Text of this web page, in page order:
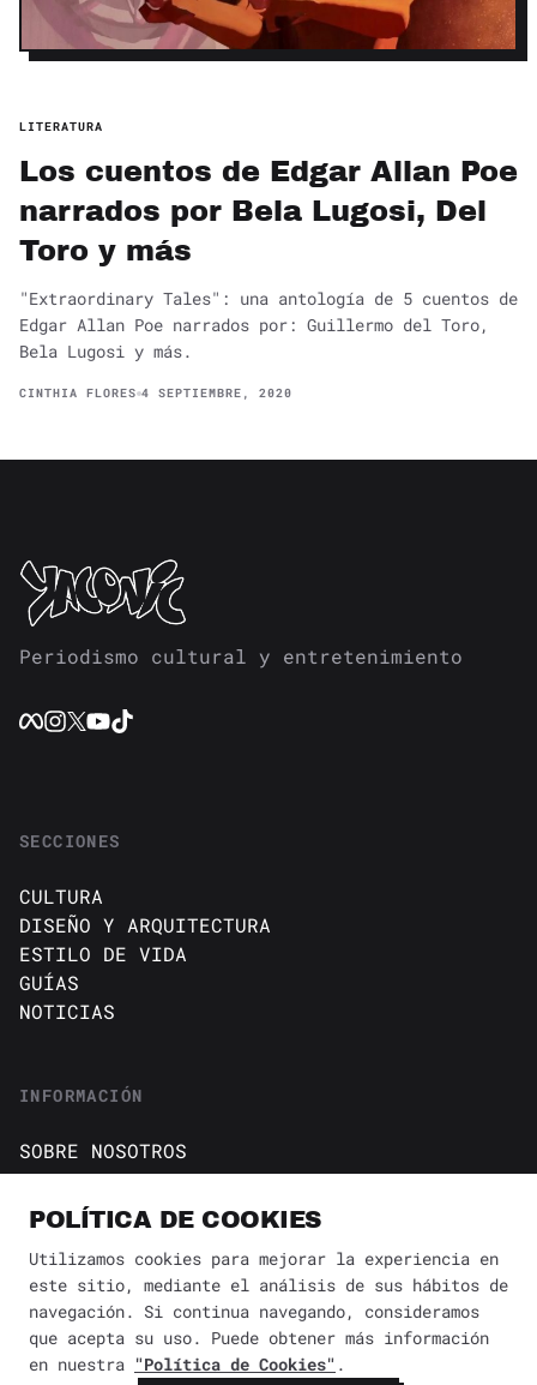
LITERATURA
Los cuentos de Edgar Allan Poe
narrados por Bela Lugosi, Del
Toro y más
"Extraordinary Tales": una antología de 5 cuentos de
Edgar Allan Poe narrados por: Guillermo del Toro,
Bela Lugosi y más.
CINTHIA FLORES 4 SEPTIEMBRE, 2020
Periodismo cultural y entretenimiento
SECCIONES
CULTURA
DISEÑO Y ARQUITECTURA
ESTILO DE VIDA
GUÍAS
NOTICIAS
INFORMACIÓN
SOBRE NOSOTROS
CONTACTO
Política de cookies
✕
BÚSQUEDA
POLÍTICA DE COOKIES
Utilizamos cookies para mejorar la experiencia en
este sitio, mediante el análisis de sus hábitos de
navegación. Si continua navegando, consideramos
que acepta su uso. Puede obtener más información
en nuestra "Política de Cookies" .